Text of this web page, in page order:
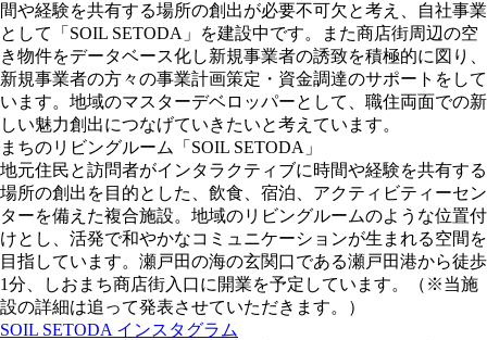
間や経験を共有する場所の創出が必要不可欠と考え、自社事業
として「SOIL SETODA」を建設中です。また商店街周辺の空
き物件をデータベース化し新規事業者の誘致を積極的に図り、
新規事業者の方々の事業計画策定・資金調達のサポートをして
います。地域のマスターデベロッパーとして、職住両面での新
しい魅力創出につなげていきたいと考えています。
まちのリビングルーム「SOIL SETODA」
地元住民と訪問者がインタラクティブに時間や経験を共有する
場所の創出を目的とした、飲食、宿泊、アクティビティーセン
ターを備えた複合施設。地域のリビングルームのような位置付
けとし、活発で和やかなコミュニケーションが生まれる空間を
目指しています。瀬戸田の海の玄関口である瀬戸田港から徒歩
1分、しおまち商店街入口に開業を予定しています。（※当施
設の詳細は追って発表させていただきます。）
SOIL SETODA インスタグラム